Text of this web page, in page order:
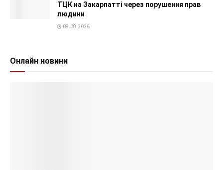
ТЦК на Закарпатті через порушення прав
людини
09.08.2026
Онлайн новини